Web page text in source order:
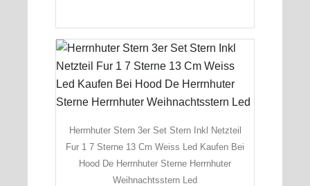
Herrnhuter Stern 3er Set Stern Inkl Netzteil
Fur 1 7 Sterne 13 Cm Weiss Led Kaufen Bei
Hood De Herrnhuter Sterne Herrnhuter
Weihnachtsstern Led